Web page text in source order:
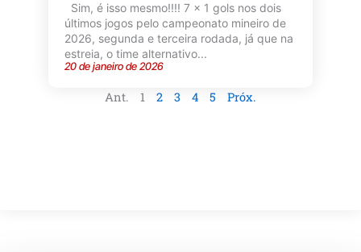
Sim, é isso mesmo!!!! 7 x 1 gols nos dois
últimos jogos pelo campeonato mineiro de
2026, segunda e terceira rodada, já que na
estreia, o time alternativo...
20 de janeiro de 2026
Ant. 1 2 3 4 5 Próx.